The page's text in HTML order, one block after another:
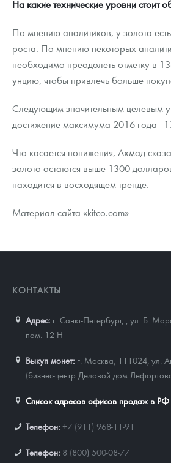
На какие технические уровни стоит
По мнению аналитиков, у золота
роста. По мнению некоторых
необходимо преодолеть отметку в
унцию, чтобы привлечь больше
Следующим значительным целевым
достижение максимума 2016 года
Что касается понижения, Ахмад
золото остаются выше 1300
находится в восходящем тренде.
Материал сайта «kitco.com»
КОНТАКТЫ
Адрес: г. Санкт-Петербург,
ул. Б.
пом. 12 Н
Выкуп монет: г. Москва, 111024, ул.
(бизнес-центр Деловой дом
Список адресов офисов продаж в РФ
Телефон: +7 (911) 968-11-91
Телефон: 8 (800) 500-08-77